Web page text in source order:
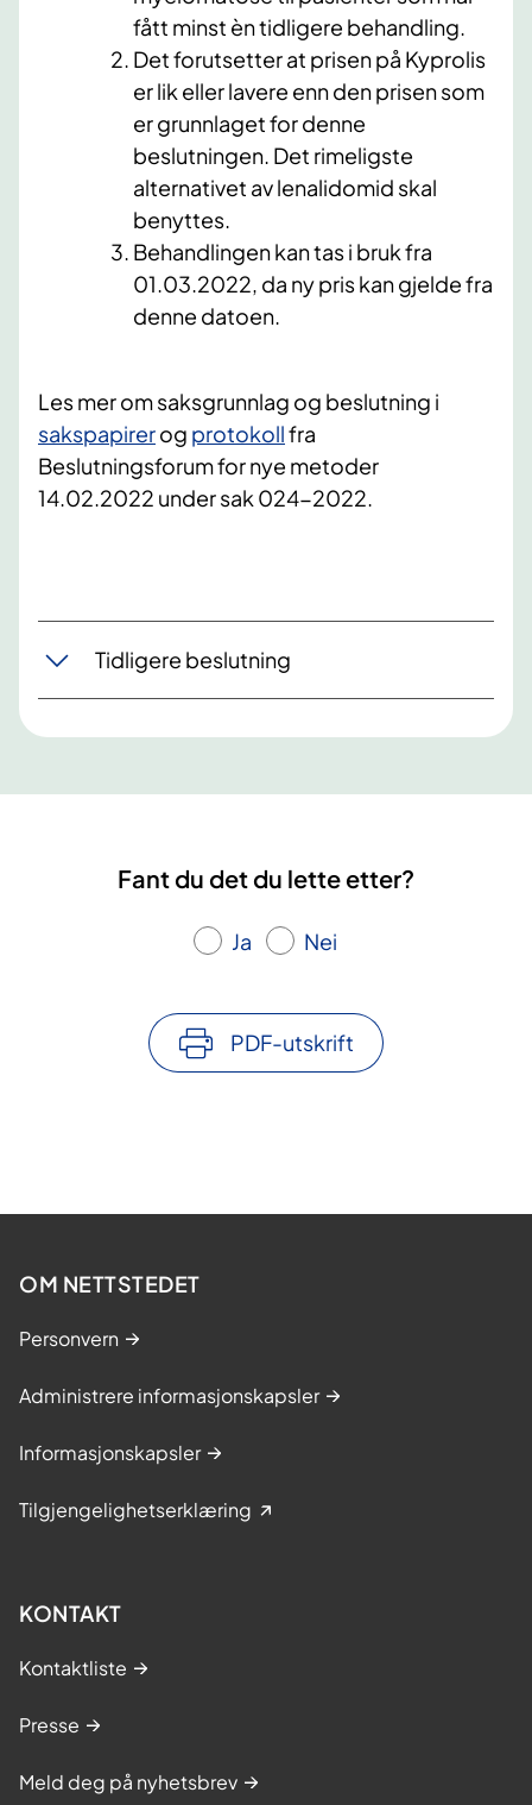
fått minst èn tidligere behandling.
​Det forutsetter at prisen på Kyprolis
er lik eller lavere enn den prisen som
er grunnlaget for denne
beslutningen. Det rimeligste
alternativet av lenalidomid skal
benyttes.
Behandlingen kan tas i bruk fra
01.03.2022, da ny pris kan gjelde fra
denne datoen.
Les mer om saksgrunnlag og beslutning i
sakspapirer​og protokoll​fra
Beslutningsforum for nye metoder
14.02.2022 under sak 024​-2022.
Tidligere beslutning
Fant du det du lette etter?
Ja Nei
PDF-utskrift
OM NETTSTEDET
Personvern
Administrere informasjonskapsler
Informasjonskapsler
Tilgjengelighetserklæring
KONTAKT
Kontaktliste
Presse
Meld deg på nyhetsbrev